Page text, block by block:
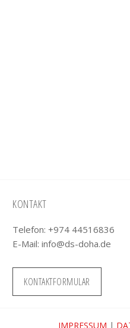
KONTAKT
Telefon: +974 44516836
E-Mail:info@ds-doha.de
KONTAKTFORMULAR
IMPRESSUM |